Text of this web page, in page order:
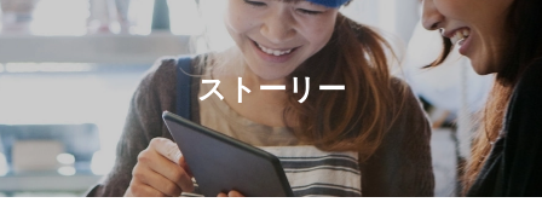
特
徴
販
売
ストーリー